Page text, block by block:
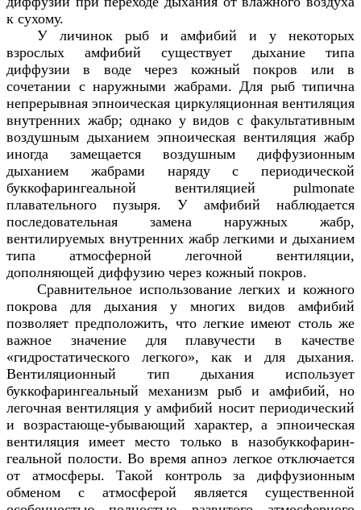
к сухому.
У личинок рыб и амфибий и у некоторых
взрослых амфибий существует дыхание типа
диффузии в воде через кожный покров или в
сочетании с наружными жабрами. Для рыб типична
непрерывная эпноическая циркуляционная вентиляция
внутренних жабр; однако у видов с факультативным
воздушным дыханием эпноическая вентиляция жабр
иногда замещается воздушным диффузионным
дыханием жабрами наряду с периодической
буккофарингеальной вентиляцией pulmonate
плавательного пузыря. У амфибий наблюдается
последовательная замена наружных жабр,
вентилируемых внутренних жабр легкими и дыханием
типа атмосферной легочной вентиляции,
дополняющей диффузию через кожный покров.
Сравнительное использование легких и кожного
покрова для дыхания у многих видов амфибий
позволяет предположить, что легкие имеют столь же
важное значение для плавучести в качестве
«гидростатического легкого», как и для дыхания.
Вентиляционный тип дыхания использует
буккофарингеальный механизм рыб и амфибий, но
легочная вентиляция у амфибий носит периодический
и возрастающе-убывающий характер, а эпноическая
вентиляция имеет место только в назобуккофарин-
геальной полости. Во время апноэ легкое отключается
от атмосферы. Такой контроль за диффузионным
обменом с атмосферой является существенной